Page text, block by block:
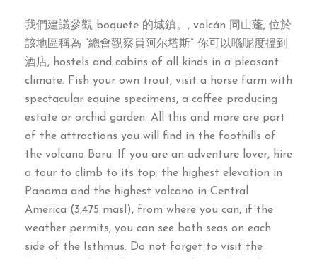
我們建議參觀 boquete 的城鎮。, volcán 同山蓬, 位於
該地區稱為 “總會觀察員阿尔塔斯” 你可以喺呢度搵到
酒店, hostels and cabins of all kinds in a pleasant
climate. Fish your own trout, visit a horse farm with
spectacular equine specimens, a coffee producing
estate or orchid garden. All this and more are part
of the attractions you will find in the foothills of
the volcano Baru. If you are an adventure lover, hire
a tour to climb to its top; the highest elevation in
Panama and the highest volcano in Central
America (3,475 masl), from where you can, if the
weather permits, you can see both seas on each
side of the Isthmus. Do not forget to visit the